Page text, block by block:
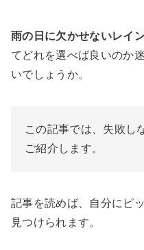
雨の日に欠かせないレイン
てどれを選べば良いのか
いでしょうか。
この記事では、失敗し
ご紹介します。
記事を読めば、自分にピ
見つけられます。